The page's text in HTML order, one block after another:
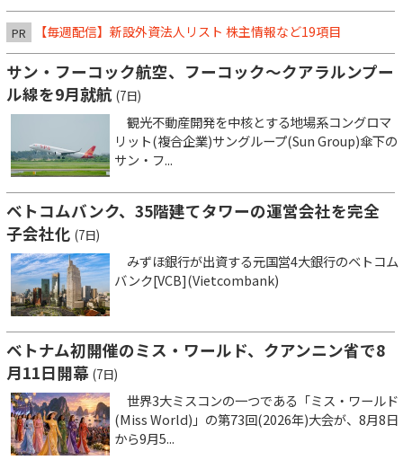
PR 【毎週配信】新設外資法人リスト 株主情報など19項目
サン・フーコック航空、フーコック～クアラルンプー
ル線を9月就航 (7日)
観光不動産開発を中核とする地場系コングロマ
リット(複合企業)サングループ(Sun Group)傘下の
サン・フ...
ベトコムバンク、35階建てタワーの運営会社を完全
子会社化 (7日)
みずほ銀行が出資する元国営4大銀行のベトコム
バンク[VCB](Vietcombank)
ベトナム初開催のミス・ワールド、クアンニン省で8
月11日開幕 (7日)
世界3大ミスコンの一つである「ミス・ワールド
(Miss World)」の第73回(2026年)大会が、8月8日
から9月5...